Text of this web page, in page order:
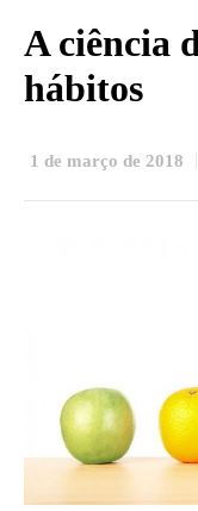
A ciência
hábitos
1 de março de 2018